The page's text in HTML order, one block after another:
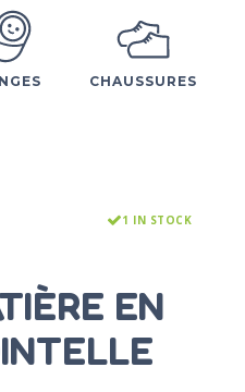
CHAUSSURES
1 IN STOCK
EN